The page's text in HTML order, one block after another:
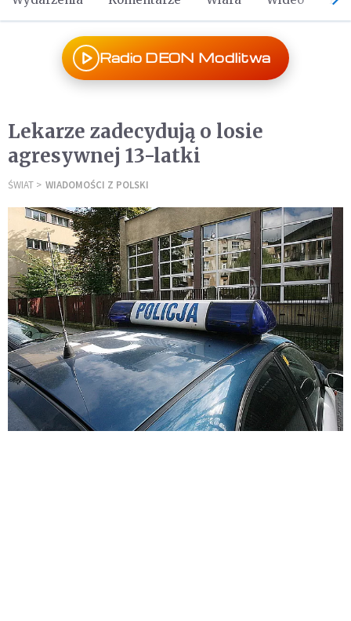
Radio DEON Modlitwa
Lekarze zadecydują o losie
agresywnej 13-latki
ŚWIAT WIADOMOŚCI Z POLSKI